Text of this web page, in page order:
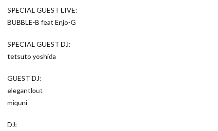
SPECIAL GUEST LIVE:
BUBBLE-B feat Enjo-G
SPECIAL GUEST DJ:
tetsuto yoshida
GUEST DJ:
elegantlout
miquni
DJ: